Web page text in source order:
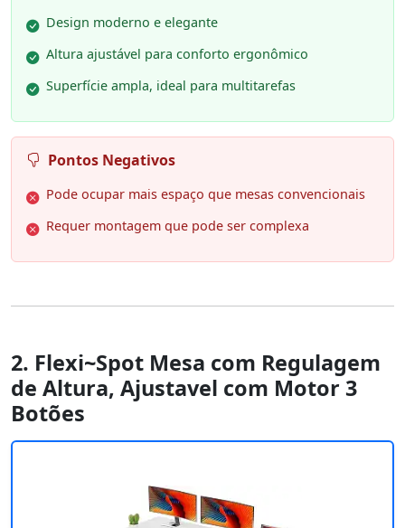
Design moderno e elegante
Altura ajustável para conforto ergonômico
Superfície ampla, ideal para multitarefas
Pontos Negativos
Pode ocupar mais espaço que mesas convencionais
Requer montagem que pode ser complexa
2. Flexi~Spot Mesa com Regulagem
de Altura, Ajustavel com Motor 3
Botões